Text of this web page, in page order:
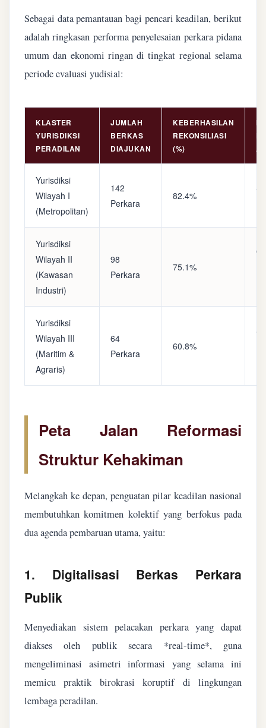
Sebagai data pemantauan bagi pencari keadilan, berikut
adalah ringkasan performa penyelesaian perkara pidana
umum dan ekonomi ringan di tingkat regional selama
periode evaluasi yudisial:
KLASTER
YURISDIKSI
PERADILAN
JUMLAH
BERKAS
DIAJUKAN
KEBERHASILAN
REKONSILIASI
(%)
Yurisdiksi
Wilayah I
(Metropolitan)
142
Perkara
82.4%
Yurisdiksi
Wilayah II
(Kawasan
Industri)
98
Perkara
75.1%
Yurisdiksi
Wilayah III
(Maritim &
Agraris)
64
Perkara
60.8%
Peta Jalan Reformasi
Struktur Kehakiman
Melangkah ke depan, penguatan pilar keadilan nasional
membutuhkan komitmen kolektif yang berfokus pada
dua agenda pembaruan utama, yaitu:
1. Digitalisasi Berkas Perkara
Publik
Menyediakan sistem pelacakan perkara yang dapat
diakses oleh publik secara *real-time*, guna
mengeliminasi asimetri informasi yang selama ini
memicu praktik birokrasi koruptif di lingkungan
lembaga peradilan.